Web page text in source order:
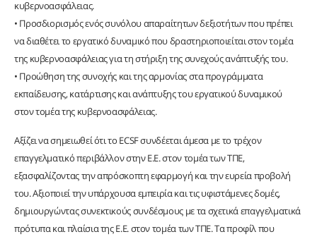
κυβερνοασφάλειας.
• Προσδιορισμός ενός συνόλου απαραίτητων δεξιοτήτων που πρέπει
να διαθέτει το εργατικό δυναμικό που δραστηριοποιείται στον τομέα
της κυβερνοασφάλειας για τη στήριξη της συνεχούς ανάπτυξής του.
• Προώθηση της συνοχής και της αρμονίας στα προγράμματα
εκπαίδευσης, κατάρτισης και ανάπτυξης του εργατικού δυναμικού
στον τομέα της κυβερνοασφάλειας.
Αξίζει να σημειωθεί ότι το ECSF συνδέεται άμεσα με το τρέχον
επαγγελματικό περιβάλλον στην Ε.Ε. στον τομέα των ΤΠΕ,
εξασφαλίζοντας την απρόσκοπτη εφαρμογή και την ευρεία προβολή
του. Αξιοποιεί την υπάρχουσα εμπειρία και τις υφιστάμενες δομές,
δημιουργώντας συνεκτικούς συνδέσμους με τα σχετικά επαγγελματικά
πρότυπα και πλαίσια της Ε.Ε. στον τομέα των ΤΠΕ. Τα προφίλ που